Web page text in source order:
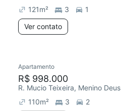
121m² 3
1
Ver contato
Apartamento
R$ 998.000
R. Mucio Teixeira, Menino Deus
110m² 3
2